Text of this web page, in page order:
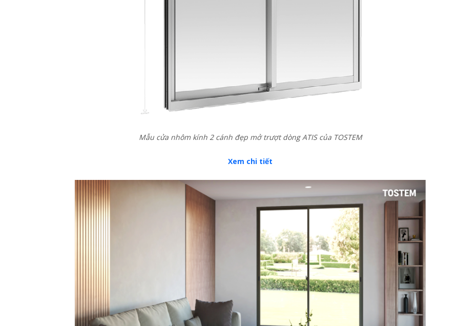
Mẫu cửa nhôm kính 2 cánh đẹp mở trượt dòng ATIS của TOSTEM
Xem chi tiết